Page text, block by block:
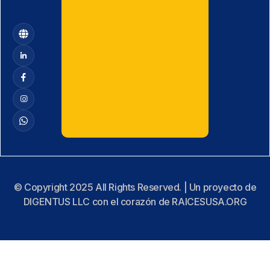
© Copyright 2025 All Rights Reserved. | Un proyecto de
DIGENTUS LLC con el corazón de RAICESUSA.ORG